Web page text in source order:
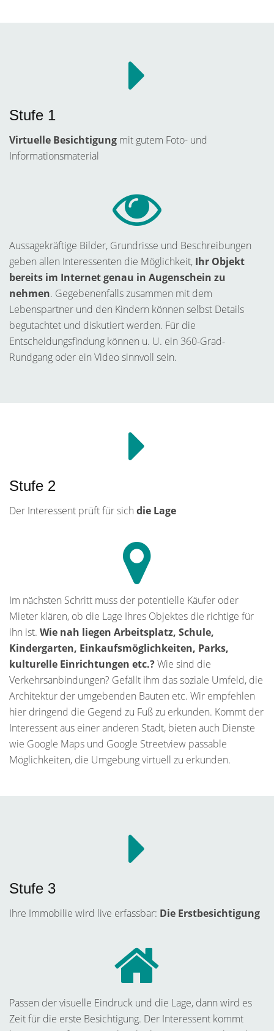
Stufe 1
Virtuelle Besichtigung mit gutem Foto- und
Informationsmaterial
Aussagekräftige Bilder, Grundrisse und Beschreibungen
geben allen Interessenten die Möglichkeit, Ihr Objekt
bereits im Internet genau in Augenschein zu
nehmen. Gegebenenfalls zusammen mit dem
Lebenspartner und den Kindern können selbst Details
begutachtet und diskutiert werden. Für die
Entscheidungsfindung können u. U. ein 360-Grad-
Rundgang oder ein Video sinnvoll sein.
Stufe 2
Der Interessent prüft für sich die Lage
Im nächsten Schritt muss der potentielle Käufer oder
Mieter klären, ob die Lage Ihres Objektes die richtige für
ihn ist. Wie nah liegen Arbeitsplatz, Schule,
Kindergarten, Einkaufsmöglichkeiten, Parks,
kulturelle Einrichtungen etc.?Wie sind die
Verkehrsanbindungen? Gefällt ihm das soziale Umfeld, die
Architektur der umgebenden Bauten etc. Wir empfehlen
hier dringend die Gegend zu Fuß zu erkunden. Kommt der
Interessent aus einer anderen Stadt, bieten auch Dienste
wie Google Maps und Google Streetview passable
Möglichkeiten, die Umgebung virtuell zu erkunden.
Stufe 3
Ihre Immobilie wird live erfassbar: Die Erstbesichtigung
Passen der visuelle Eindruck und die Lage, dann wird es
Zeit für die erste Besichtigung. Der Interessent kommt